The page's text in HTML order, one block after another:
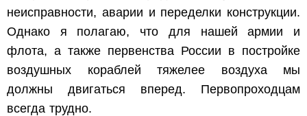
неисправности, аварии и переделки конструкции.
Однако я полагаю, что для нашей армии и
флота, а также первенства России в постройке
воздушных кораблей тяжелее воздуха мы
должны двигаться вперед. Первопроходцам
всегда трудно.